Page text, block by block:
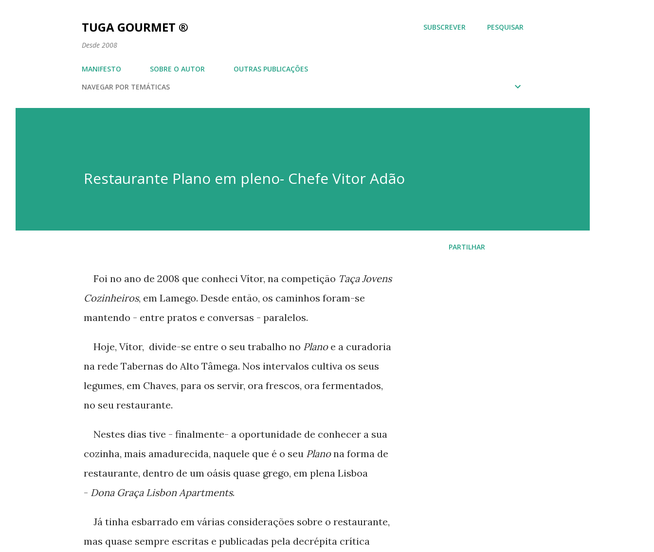
TUGA GOURMET ®
Desde 2008
SUBSCREVER PESQUISAR
MANIFESTO SOBRE O AUTOR
OUTRAS PUBLICAÇÕES
NAVEGAR POR TEMÁTICAS
Restaurante Plano em pleno- Chefe Vitor Adão
Foi no ano de 2008 que conheci Vítor, na competição Taça Jovens
Cozinheiros, em Lamego. Desde então, os caminhos foram-se
mantendo - entre pratos e conversas - paralelos.
Hoje, Vítor, divide-se entre o seu trabalho no Plano e a curadoria
na rede Tabernas do Alto Tâmega. Nos intervalos cultiva os seus
legumes, em Chaves, para os servir, ora frescos, ora fermentados,
no seu restaurante.
Nestes dias tive - finalmente- a oportunidade de conhecer a sua
cozinha, mais amadurecida, naquele que é o seu Planona forma de
restaurante, dentro de um oásis quase grego, em plena Lisboa
- Dona Graça Lisbon Apartments.
Já tinha esbarrado em várias considerações sobre o restaurante,
mas quase sempre escritas e publicadas pela decrépita crítica
PARTILHAR